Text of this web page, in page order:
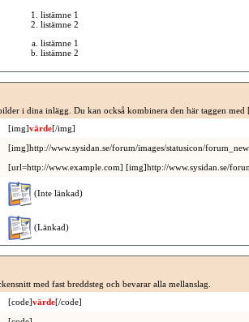
listämne 1
listämne 2
listämne 1
listämne 2
i dina inlägg. Du kan också kombinera den här taggen
[img]värde[/img]
[img]http://www.sysidan.se/forum/images/statusicon/
[url=http://www.example.com] [img]http://www.sysidan.se/
(Inte länkad)
(Länkad)
med fast breddsteg och bevarar alla mellanslag.
[code]värde[/code]